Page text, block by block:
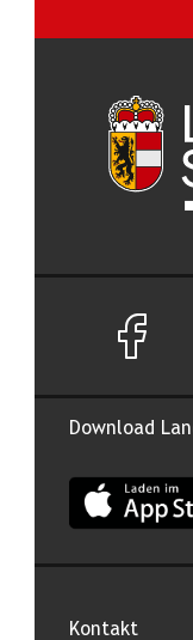
Download
App Land
Kontakt